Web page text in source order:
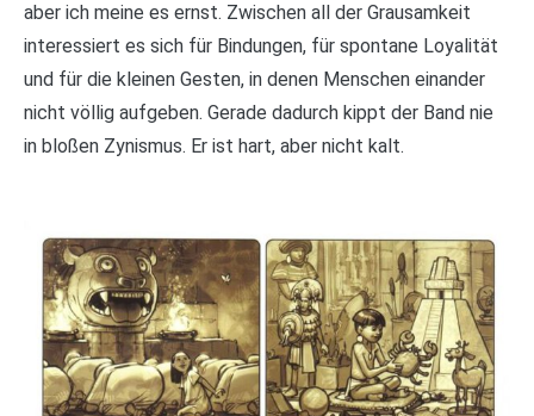
aber ich meine es ernst. Zwischen all der Grausamkeit
interessiert es sich für Bindungen, für spontane Loyalität
und für die kleinen Gesten, in denen Menschen einander
nicht völlig aufgeben. Gerade dadurch kippt der Band nie
in bloßen Zynismus. Er ist hart, aber nicht kalt.